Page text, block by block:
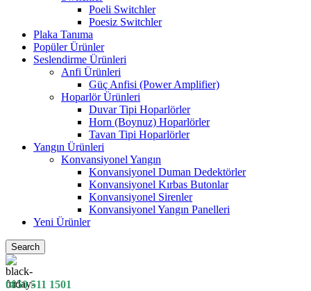
Poeli Switchler
Poesiz Switchler
Plaka Tanıma
Popüler Ürünler
Seslendirme Ürünleri
Anfi Ürünleri
Güç Anfisi (Power Amplifier)
Hoparlör Ürünleri
Duvar Tipi Hoparlörler
Horn (Boynuz) Hoparlörler
Tavan Tipi Hoparlörler
Yangın Ürünleri
Konvansiyonel Yangın
Konvansiyonel Duman Dedektörler
Konvansiyonel Kırbas Butonlar
Konvansiyonel Sirenler
Konvansiyonel Yangın Panelleri
Yeni Ürünler
Search
0850 511 1501